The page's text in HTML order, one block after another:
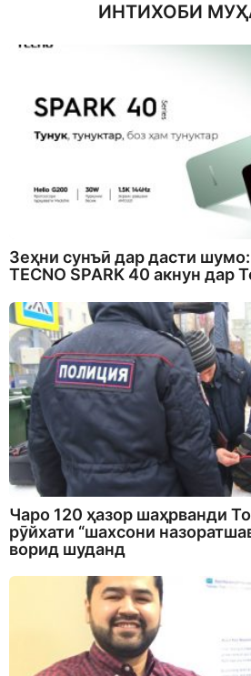
ИНТИХОБИ
Зеҳни сунъӣ дар дасти
TECNO SPARK 40 акнун дар
Чаро 120 ҳазор шаҳрванди
рӯйхати “шахсони
ворид шуданд